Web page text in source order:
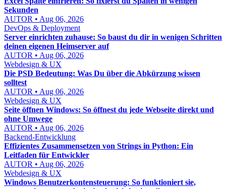
Sekunden
AUTOR • Aug 06, 2026
DevOps & Deployment
Server einrichten zuhause: So baust du dir in wenigen Schritten
deinen eigenen Heimserver auf
AUTOR • Aug 06, 2026
Webdesign & UX
Die PSD Bedeutung: Was Du über die Abkürzung wissen
solltest
AUTOR • Aug 06, 2026
Webdesign & UX
Seite öffnen Windows: So öffnest du jede Webseite direkt und
ohne Umwege
AUTOR • Aug 06, 2026
Backend-Entwicklung
Effizientes Zusammensetzen von Strings in Python: Ein
Leitfaden für Entwickler
AUTOR • Aug 06, 2026
Webdesign & UX
Windows Benutzerkontensteuerung: So funktioniert sie,